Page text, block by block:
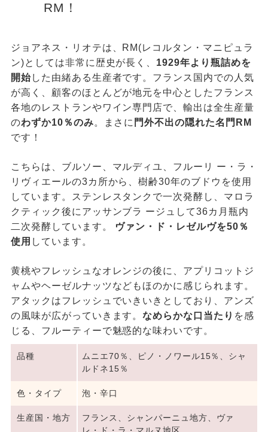
RM！
ジョアネス・リオテは、RM(レコルタン・マニピュラ
ン)としては非常に歴史が長く、 1929年より瓶詰めを
開始した由緒ある生産者です。フランス国内での人気
が高く、顧客のほとんどが地元を中心としたフランス
各地のレストランやワイン専門店で、輸出は全生産量
のわずか10％のみ。まさに 門外不出の隠れた名門RM
です！
こちらは、ブルソー、マルディユ、フルーリ ー・ラ・
リヴィエールの3カ所から、樹齢30年のブドウを使用
しています。ステンレスタンクで一次発酵し、マロラ
クティック後にアッサンブラ ージュして36カ月瓶内
二次発酵しています。 ヴァン・ド・レゼルヴを50％
使用 しています。
黄桃やフレッシュなオレンジの後に、アプリコットジ
ャムやヘーゼルナッツなどもほのかに感じられます。
アタックはフレッシュでいきいきとしており、アンズ
の風味が広がっていきます。なめらかな口当たり を感
じる、フルーティーで魅惑的な味わいです。
品種
ムニエ70％、ピノ・ノワール15％、シャ
ルドネ15％
色・タイプ 泡・辛口
生産国・地方
フランス、シャンパーニュ地方、ヴァ